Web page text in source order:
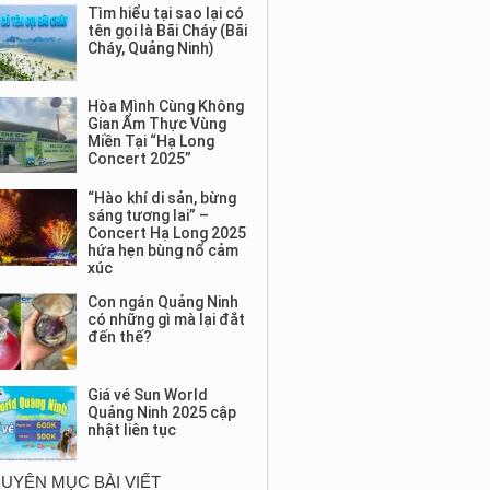
Tìm hiểu tại sao lại có
tên gọi là Bãi Cháy (Bãi
Cháy, Quảng Ninh)
Hòa Mình Cùng Không
Gian Ẩm Thực Vùng
Miền Tại “Hạ Long
Concert 2025”
“Hào khí di sản, bừng
sáng tương lai” –
Concert Hạ Long 2025
hứa hẹn bùng nổ cảm
xúc
Con ngán Quảng Ninh
có những gì mà lại đắt
đến thế?
Giá vé Sun World
Quảng Ninh 2025 cập
nhật liên tục
MỤC BÀI VIẾT